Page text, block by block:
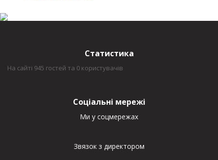
Статистика
На сайті 945 гостей та 0 користувачів
Соціальні мережі
Ми у соцмережах
Звязок з директором